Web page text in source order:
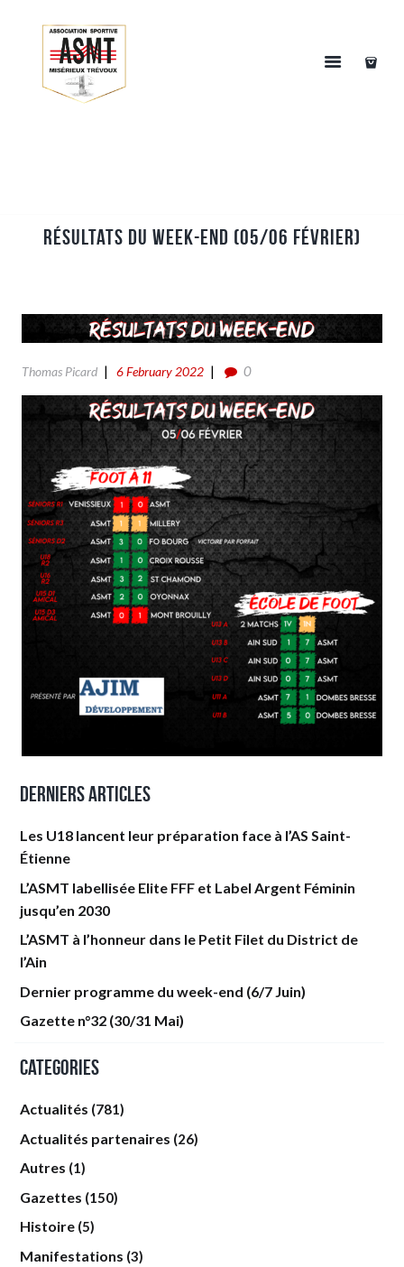
Résultats du week-end (05/06 Février)
Thomas Picard 6 February 2022 0
Derniers articles
Les U18 lancent leur préparation face à l’AS Saint-
Étienne
L’ASMT labellisée Elite FFF et Label Argent Féminin
jusqu’en 2030
L’ASMT à l’honneur dans le Petit Filet du District de
l’Ain
Dernier programme du week-end (6/7 Juin)
Gazette n°32 (30/31 Mai)
Categories
Actualités (781)
Actualités partenaires (26)
Autres (1)
Gazettes (150)
Histoire (5)
Manifestations (3)